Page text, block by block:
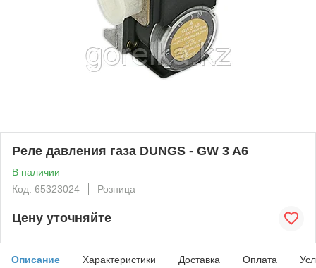
Реле давления газа DUNGS - GW 3 A6
В наличии
Код: 65323024
Розница
Цену уточняйте
Описание Характеристики Доставка Оплата